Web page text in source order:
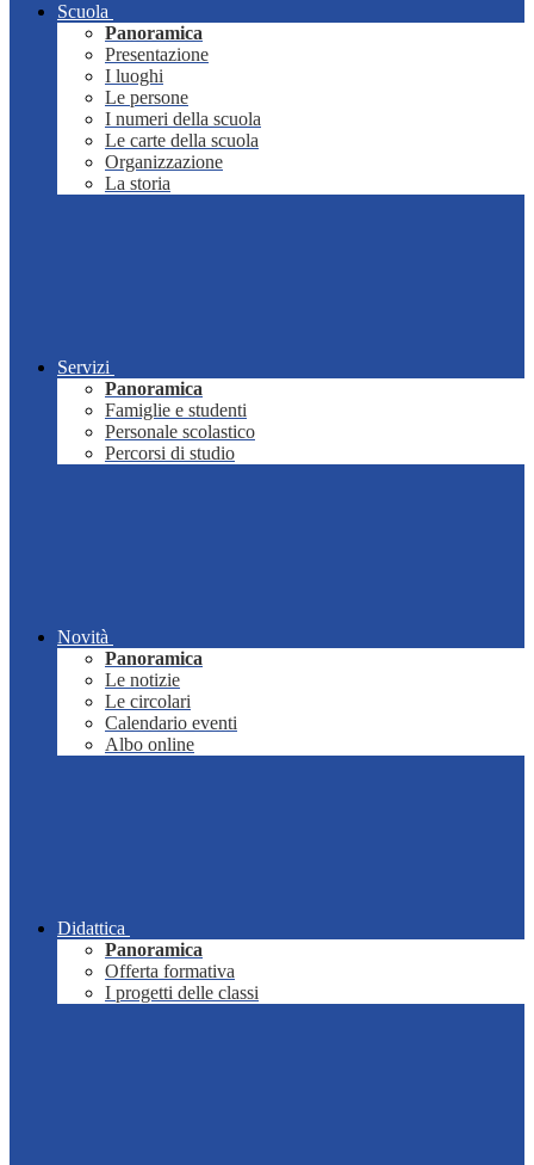
Scuola
Panoramica
Presentazione
I luoghi
Le persone
I numeri della scuola
Le carte della scuola
Organizzazione
La storia
Servizi
Panoramica
Famiglie e studenti
Personale scolastico
Percorsi di studio
Novità
Panoramica
Le notizie
Le circolari
Calendario eventi
Albo online
Didattica
Panoramica
Offerta formativa
I progetti delle classi